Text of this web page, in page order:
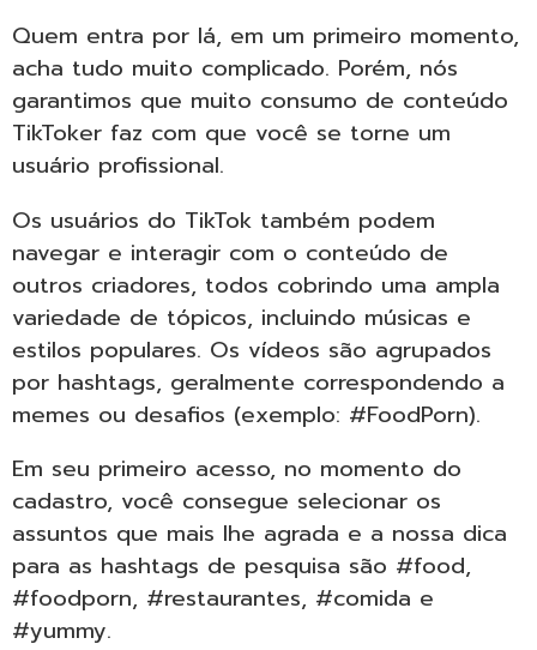
Quem entra por lá, em um primeiro momento,
acha tudo muito complicado. Porém, nós
garantimos que muito consumo de conteúdo
TikToker faz com que você se torne um
usuário profissional.
Os usuários do TikTok também podem
navegar e interagir com o conteúdo de
outros criadores, todos cobrindo uma ampla
variedade de tópicos, incluindo músicas e
estilos populares. Os vídeos são agrupados
por hashtags, geralmente correspondendo a
memes ou desafios (exemplo: #FoodPorn).
Em seu primeiro acesso, no momento do
cadastro, você consegue selecionar os
assuntos que mais lhe agrada e a nossa dica
para as hashtags de pesquisa são #food,
#foodporn, #restaurantes, #comida e
#yummy.